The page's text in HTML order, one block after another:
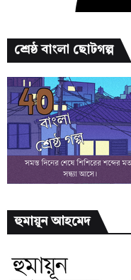
শ্রেষ্ঠ বাংলা ছোটগল্প
হুমায়ূন আহমেদ